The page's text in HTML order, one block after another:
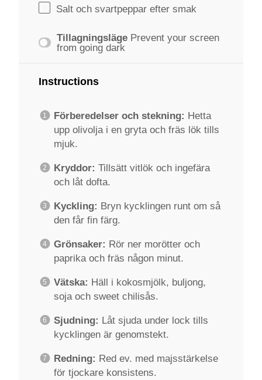
Salt och svartpeppar efter smak
Tillagningsläge Prevent your screen
from going dark
Instructions
Förberedelser och stekning: Hetta
upp olivolja i en gryta och fräs lök tills
mjuk.
Kryddor: Tillsätt vitlök och ingefära
och låt dofta.
Kyckling: Bryn kycklingen runt om så
den får fin färg.
Grönsaker: Rör ner morötter och
paprika och fräs någon minut.
Vätska: Häll i kokosmjölk, buljong,
soja och sweet chilisås.
Sjudning: Låt sjuda under lock tills
kycklingen är genomstekt.
Redning: Red ev. med majsstärkelse
för tjockare konsistens.